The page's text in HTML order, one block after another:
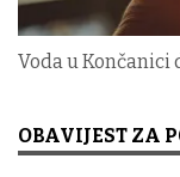
Voda u Končanici
OBAVIJEST ZA